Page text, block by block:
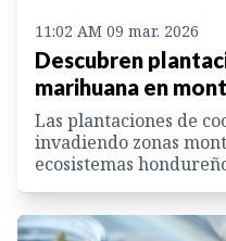
11:02 AM 09 mar. 2026
Descubren
marihuana en
Las plantaciones de
invadiendo zonas
ecosistemas